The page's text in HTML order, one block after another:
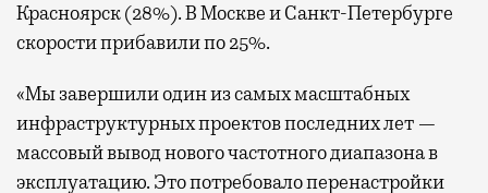
Красноярск (28%). В Москве и Санкт-Петербурге
скорости прибавили по 25%.
«Мы завершили один из самых масштабных
инфраструктурных проектов последних лет —
массовый вывод нового частотного диапазона в
эксплуатацию. Это потребовало перенастройки